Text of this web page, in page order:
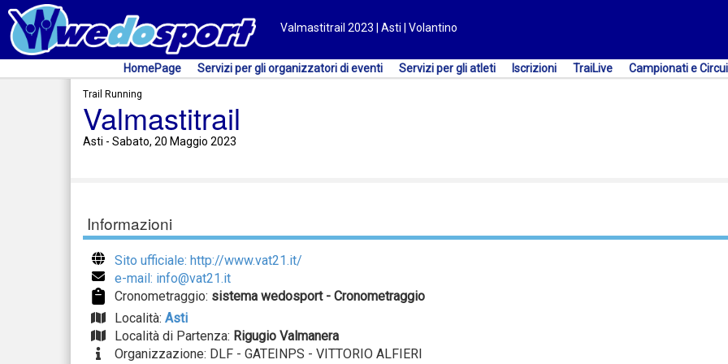
Valmastitrail 2023 | Asti | Volantino
HomePage Servizi per gli organizzatori di eventi Servizi per gli atleti Iscrizioni TraiLive Campionati e
Trail Running
Valmastitrail
Asti - Sabato, 20 Maggio 2023
Informazioni
Sito ufficiale: http://www.vat21.it/
e-mail: info@vat21.it
Cronometraggio: sistema wedosport - Cronometraggio
Località: Asti
Località di Partenza: Rigugio Valmanera
Organizzazione: DLF - GATEINPS - VITTORIO ALFIERI